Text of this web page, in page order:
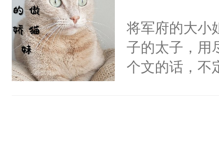
狠手辣的心机
的其他人......
——为什么她
小狗脱不开
将军府的大小
子的太子，用
个文的话，不